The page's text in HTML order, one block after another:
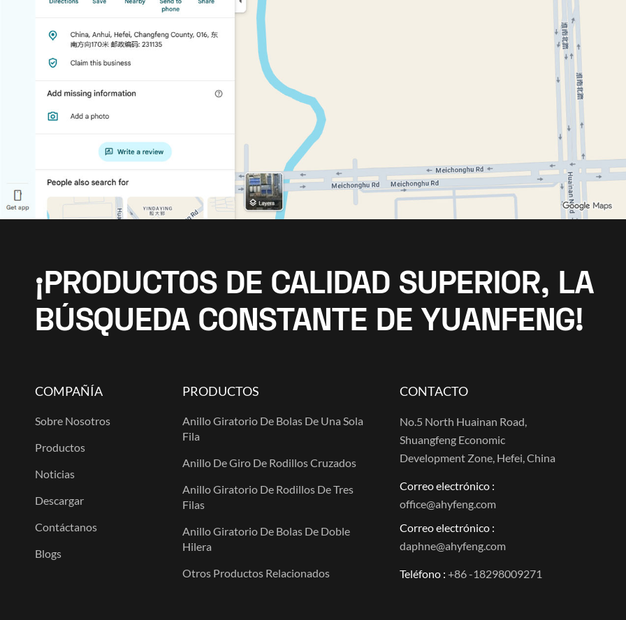
¡PRODUCTOS DE CALIDAD SUPERIOR, LA
BÚSQUEDA CONSTANTE DE YUANFENG!
COMPAÑÍA
Sobre Nosotros
Productos
Noticias
Descargar
Contáctanos
Blogs
PRODUCTOS
Anillo Giratorio De Bolas De Una Sola
Fila
Anillo De Giro De Rodillos Cruzados
Anillo Giratorio De Rodillos De Tres
Filas
Anillo Giratorio De Bolas De Doble
Hilera
Otros Productos Relacionados
CONTACTO
No.5 North Huainan Road,
Shuangfeng Economic
Development Zone, Hefei, China
Correo electrónico :
office@ahyfeng.com
Correo electrónico :
daphne@ahyfeng.com
Teléfono : +86 -18298009271